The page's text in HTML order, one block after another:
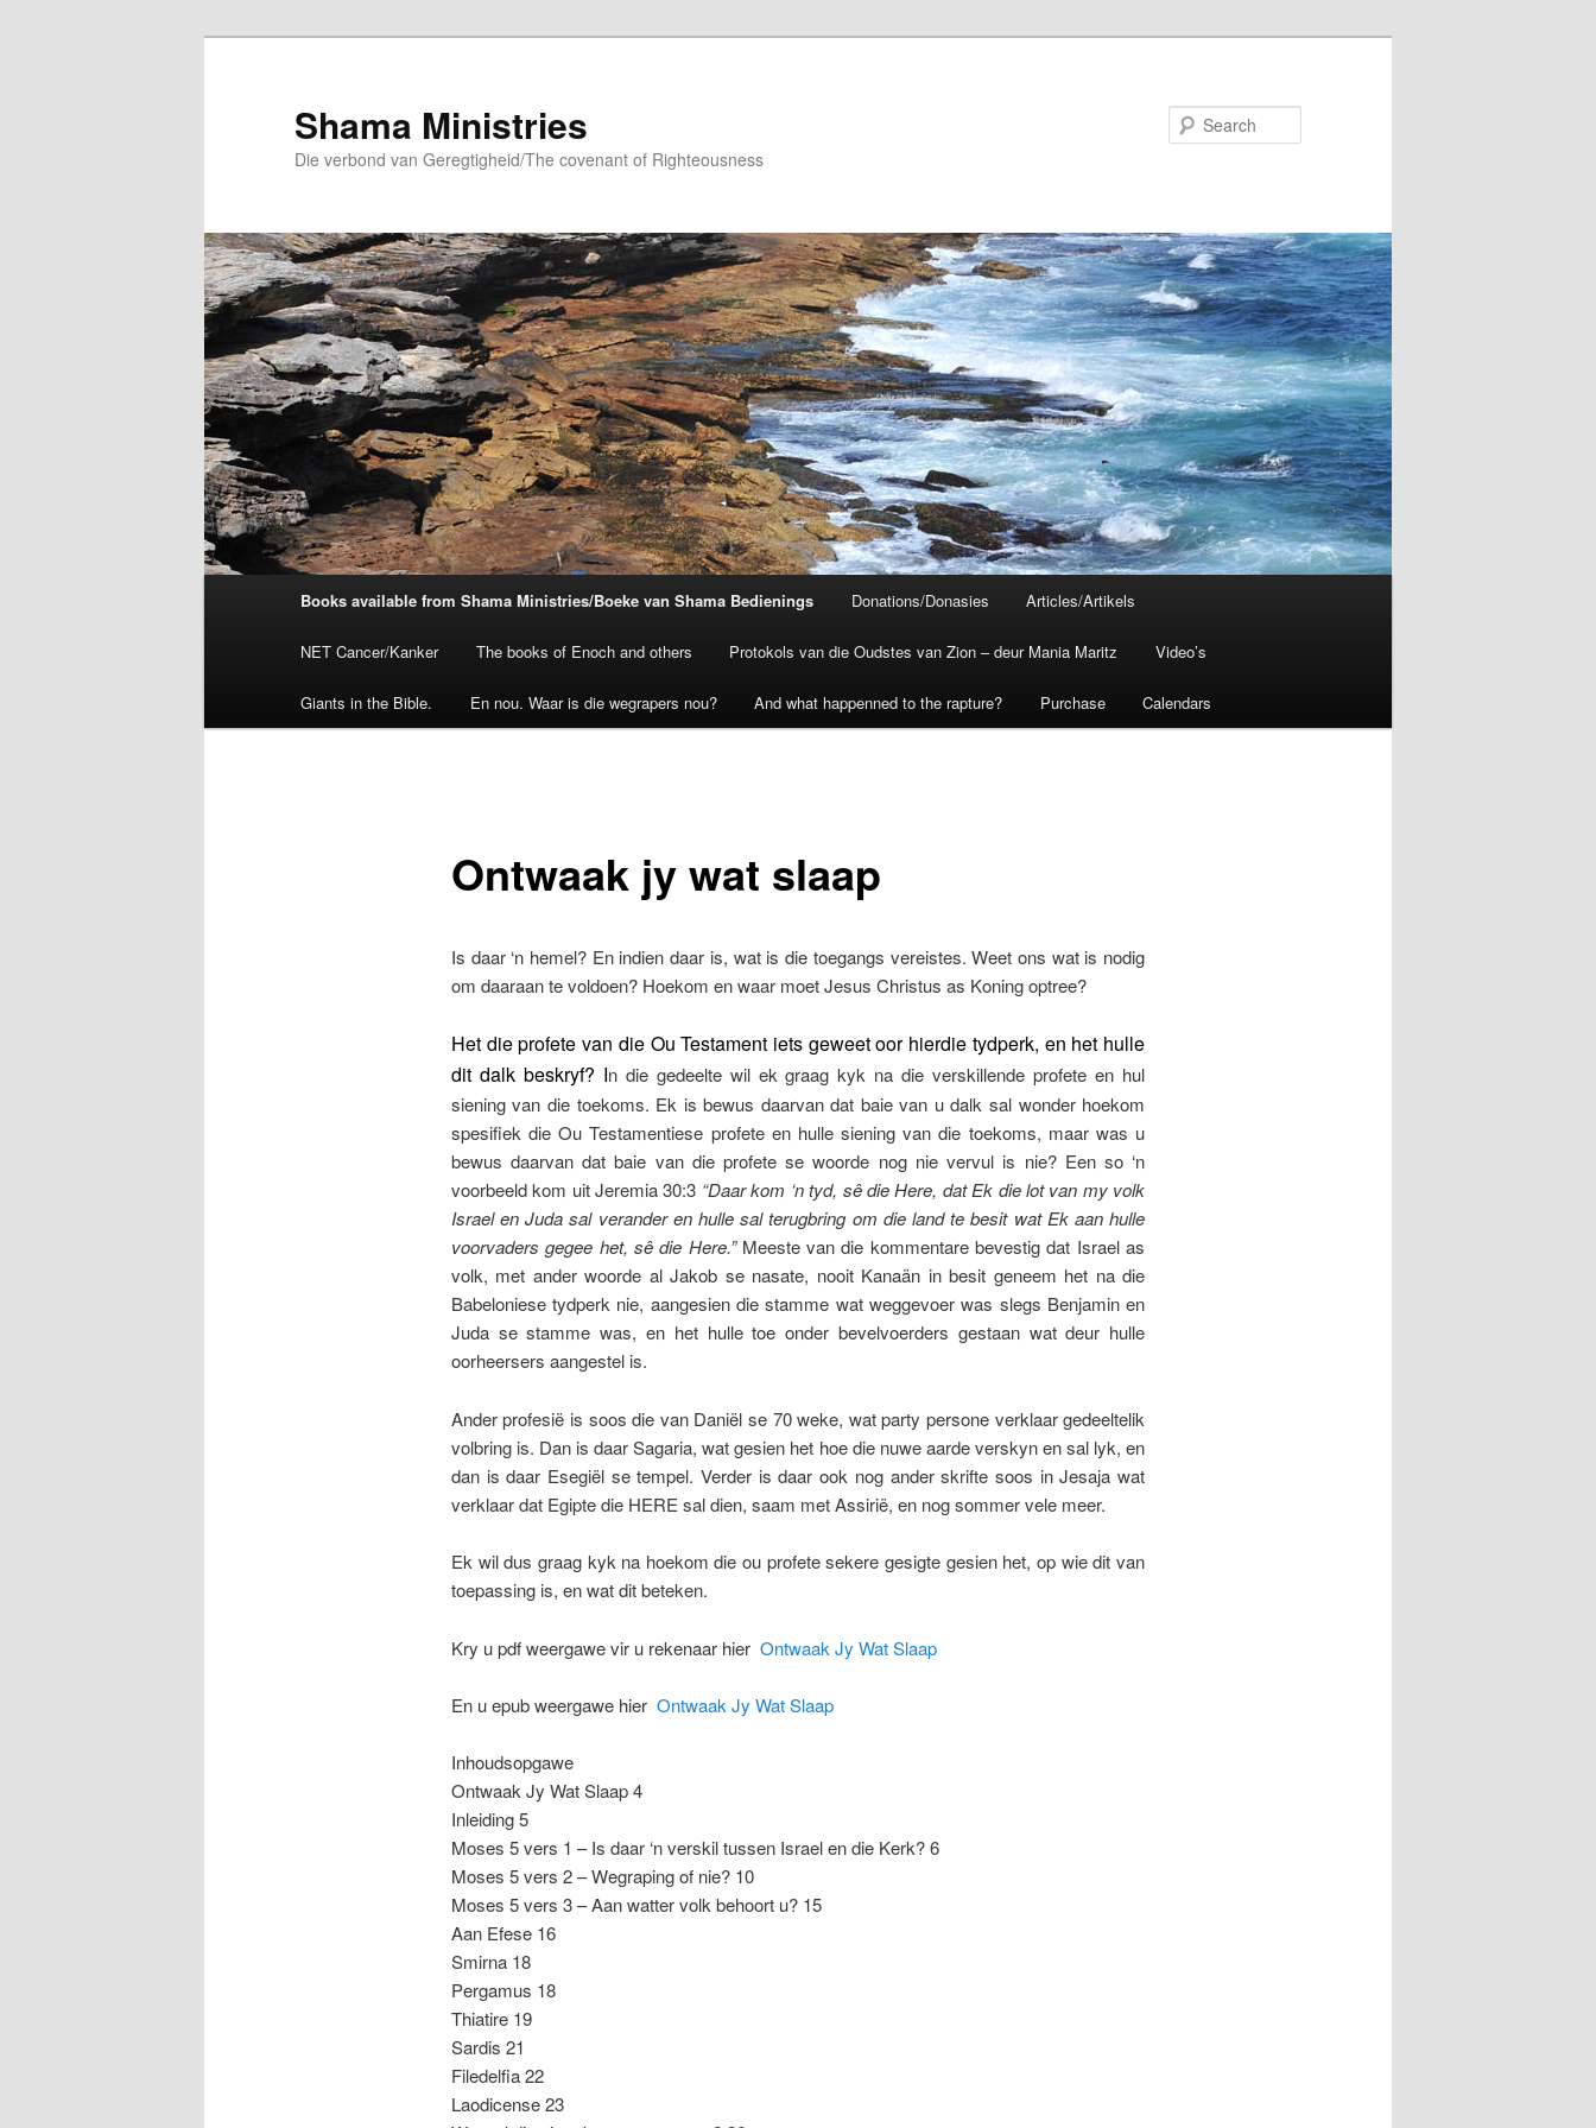
Shama Ministries
Die verbond van Geregtigheid/The covenant of Righteousness
Books available from Shama Ministries/Boeke van Shama Bedienings Donations/Donasies Articles/Artikels
NET Cancer/Kanker The books of Enoch and others Protokols van die Oudstes van Zion – deur Mania Maritz Video’s
Giants in the Bible. En nou. Waar is die wegrapers nou? And what happenned to the rapture? Purchase Calendars
Ontwaak jy wat slaap
Is daar ‘n hemel? En indien daar is, wat is die toegangs vereistes. Weet ons wat is nodig
om daaraan te voldoen? Hoekom en waar moet Jesus Christus as Koning optree?
Het die profete van die Ou Testament iets geweet oor hierdie tydperk, en het hulle
dit dalk beskryf? In die gedeelte wil ek graag kyk na die verskillende profete en hul
siening van die toekoms. Ek is bewus daarvan dat baie van u dalk sal wonder hoekom
spesifiek die Ou Testamentiese profete en hulle siening van die toekoms, maar was u
bewus daarvan dat baie van die profete se woorde nog nie vervul is nie? Een so ‘n
voorbeeld kom uit Jeremia 30:3 “Daar kom ‘n tyd, sê die Here, dat Ek die lot van my volk
Israel en Juda sal verander en hulle sal terugbring om die land te besit wat Ek aan hulle
voorvaders gegee het, sê die Here.”Meeste van die kommentare bevestig dat Israel as
volk, met ander woorde al Jakob se nasate, nooit Kanaän in besit geneem het na die
Babeloniese tydperk nie, aangesien die stamme wat weggevoer was slegs Benjamin en
Juda se stamme was, en het hulle toe onder bevelvoerders gestaan wat deur hulle
oorheersers aangestel is.
Ander profesië is soos die van Daniël se 70 weke, wat party persone verklaar gedeeltelik
volbring is. Dan is daar Sagaria, wat gesien het hoe die nuwe aarde verskyn en sal lyk, en
dan is daar Esegiël se tempel. Verder is daar ook nog ander skrifte soos in Jesaja wat
verklaar dat Egipte die HERE sal dien, saam met Assirië, en nog sommer vele meer.
Ek wil dus graag kyk na hoekom die ou profete sekere gesigte gesien het, op wie dit van
toepassing is, en wat dit beteken.
Kry u pdf weergawe vir u rekenaar hier Ontwaak Jy Wat Slaap
En u epub weergawe hier Ontwaak Jy Wat Slaap
Inhoudsopgawe
Ontwaak Jy Wat Slaap 4
Inleiding 5
Moses 5 vers 1 – Is daar ‘n verskil tussen Israel en die Kerk? 6
Moses 5 vers 2 – Wegraping of nie? 10
Moses 5 vers 3 – Aan watter volk behoort u? 15
Aan Efese 16
Smirna 18
Pergamus 18
Thiatire 19
Sardis 21
Filedelfia 22
Laodicense 23